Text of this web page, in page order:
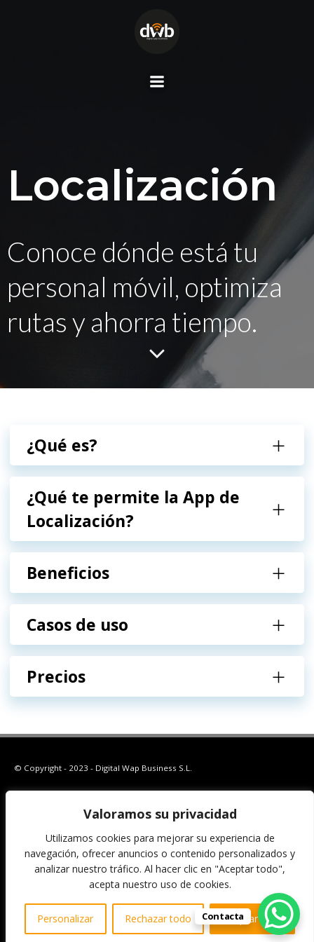
Valoramos su privacidad
Utilizamos cookies para mejorar su experiencia de
navegación, ofrecer anuncios o contenido personalizados y
analizar nuestro tráfico. Al hacer clic en "Aceptar todo",
acepta nuestro uso de cookies.
Personalizar Rechazar todo Aceptar todo
al
contenido
Localización
Conoce dónde está tu
personal móvil, optimiza
rutas y ahorra tiempo.
¿Qué es?
¿Qué te permite la App de
Localización?
Beneficios
Casos de uso
Precios
© Copyright - 2023 - Digital Wap Business S.L.
ACCESO WAPNET
Contacta